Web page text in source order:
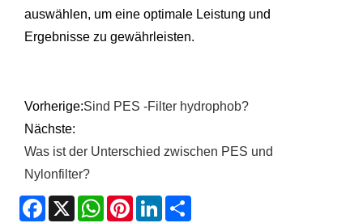
auswählen, um eine optimale Leistung und
Ergebnisse zu gewährleisten.
Vorherige:Sind PES -Filter hydrophob?
Nächste:
Was ist der Unterschied zwischen PES und
Nylonfilter?
Facebook
X WhatsApp
PinterestLinkedIn